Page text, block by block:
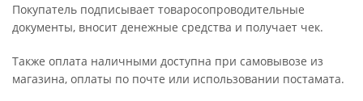
Покупатель подписывает товаросопроводительные
документы, вносит денежные средства и получает чек.
Также оплата наличными доступна при самовывозе из
магазина, оплаты по почте или использовании постамата.